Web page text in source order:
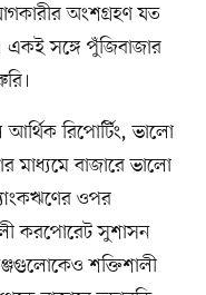
অংশগ্রহণ যত
একই সঙ্গে পুঁজিবাজার
রিপোর্টিং, ভালো
বাজারে ভালো
ওপর
করপোরেট সুশাসন
শক্তিশালী